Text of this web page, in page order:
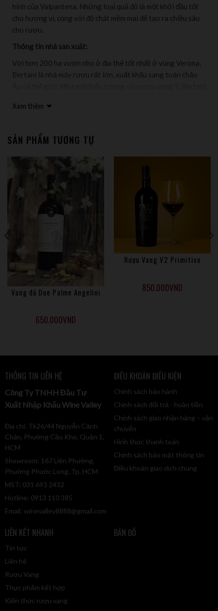
hình của Valpantena. Những loại quả đỏ là một khởi đầu tốt
cho hương vị, cùng với độ chát mềm mại để tạo ra chiều sâu
cho rượu.
Thông tin nhà sản xuất:
Với hơn 200 ha vườn nho ở địa thế tốt nhất ở vùng Verona,
Bertani là nhà máy rượu rất lớn, xuất khẩu sang toàn châu
vườn nho cũng như chú trọng đặc biệt đến thổ nhưỡng, sinh
mới cùng sự nhạy bén trong kinh doanh giúp Bertaini đạt
được danh tiếng và chất lượng rượu đỉnh cao: những
nguyên tắc quan trọng của Bertani cũng được làm tham
chiếu cho các nhà rượu trong khu vực.
• Sức ảnh hưởng của nhà rượu Bertani đến vùng Veneto,
đặc biệt là rượu vang Amarone quan trọng đến mức người ta
ví Bertani và Amarone là hai định nghĩa tương đồng.
• Bertani Amarone Classico là một trong những loại Rượu
Chuyên gia Decanter.
Xem thêm
SẢN PHẨM TƯƠNG TỰ
Vang đỏ Due Palme Angelini
650.000VND
Rượu Vang V2 Primitivo
850.000VND
THÔNG TIN LIÊN HỆ
Công Ty TNHH Đầu Tư
Xuất Nhập Khẩu Wine Valley
Địa chỉ: Tk26/44 Nguyễn Cảnh
Chân, Phường Cầu Kho, Quận 1,
HCM
Showroom: 167 Liên Phường,
Phường Phước Long, Tp. HCM
MST: 031 693 2432
Hotline: 0913 110 385
Email: winevalley8888@gmail.com
ĐIỀU KHOẢN ĐIỀU KIỆN
Chính sách bảo hành
Chính sách đổi trả - hoàn tiền
Chính sách giao nhận hàng – vận
chuyển
Hình thức thanh toán
Chính sách bảo mật thông tin
Điều khoản giao dịch chung
LIÊN KẾT NHANH
Tin tức
Liên hệ
Rượu Vang
Thực phẩm kết hợp
Kiến thức rượu vang
BẢN ĐỒ